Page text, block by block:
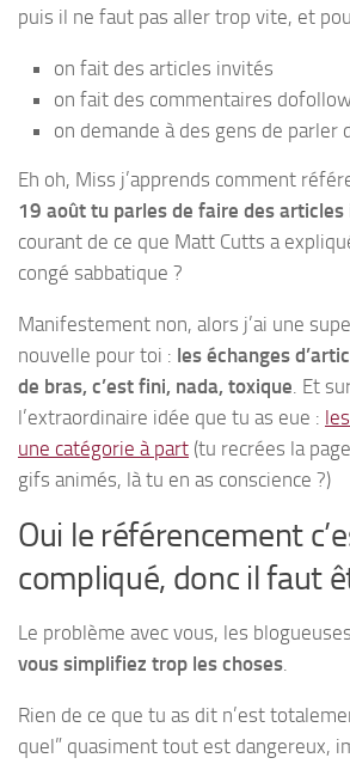
puis il ne faut pas aller trop vite, et
on fait des articles invités
on fait des commentaires
on demande à des gens de parler
Eh oh, Miss j’apprends comment
19 août tu parles de faire des articles
courant de ce que Matt Cutts a
congé sabbatique ?
Manifestement non, alors j’ai une
nouvelle pour toi : les échanges
de bras, c’est fini, nada, toxique . Et
l’extraordinaire idée que tu as eue :
une catégorie à part (tu recrées la
gifs animés, là tu en as conscience ?)
Oui le référencement
compliqué, donc il faut
Le problème avec vous, les
vous simplifiez trop les choses.
Rien de ce que tu as dit n’est
quel” quasiment tout est dangereux,